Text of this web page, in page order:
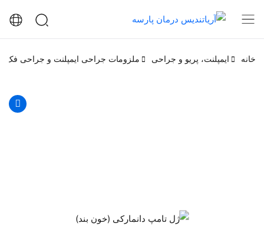
خانه ایمپلنت، پریو و جراحی ملزومات جراحی ایمپلنت و جراحی